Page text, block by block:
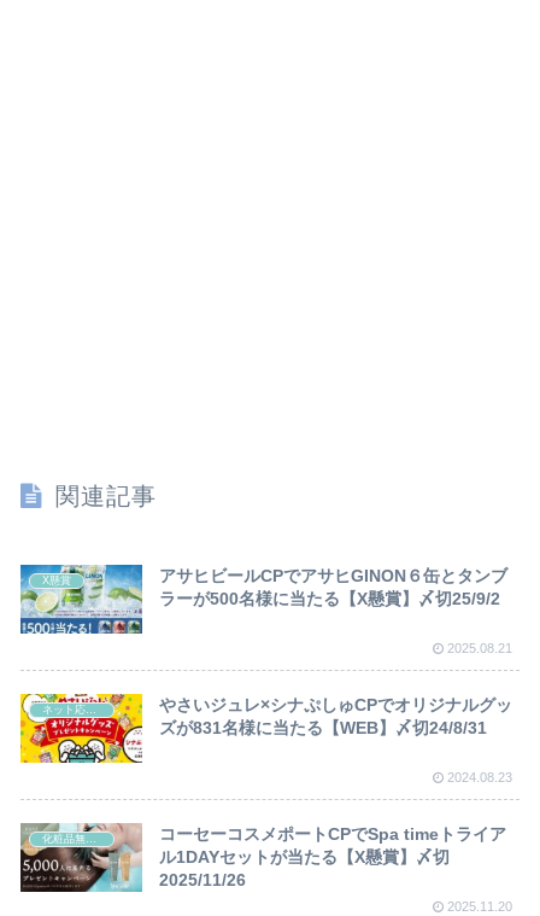
関連記事
X懸賞
アサヒビールCPでアサヒGINON６缶とタンブ
ラーが500名様に当たる【X懸賞】〆切25/9/2
2025.08.21
ネット応募懸賞
やさいジュレ×シナぷしゅCPでオリジナルグッ
ズが831名様に当たる【WEB】〆切24/8/31
2024.08.23
化粧品無料サンプル
コーセーコスメポートCPでSpa timeトライア
ル1DAYセットが当たる【X懸賞】〆切
2025/11/26
2025.11.20